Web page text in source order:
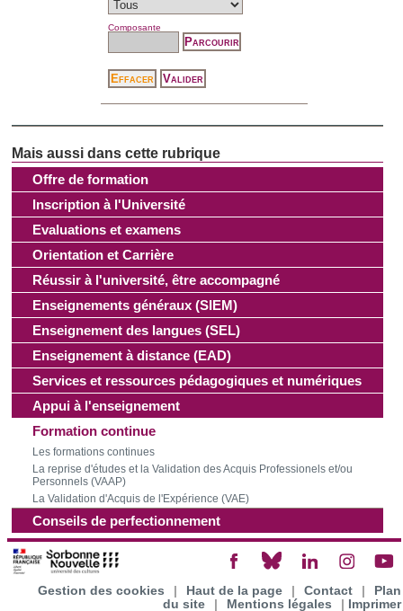
Offre de formation
Inscription à l'Université
Evaluations et examens
Orientation et Carrière
Réussir à l'université, être accompagné
Enseignements généraux (SIEM)
Enseignement des langues (SEL)
Enseignement à distance (EAD)
Services et ressources pédagogiques et numériques
Appui à l'enseignement
Formation continue
Les formations continues
La reprise d'études et la Validation des Acquis Professionels et/ou
Personnels (VAAP)
La Validation d'Acquis de l'Expérience (VAE)
Conseils de perfectionnement
Composante
Gestion des cookies Haut de la page Contact
Plan
du site
Mentions légales Imprimer